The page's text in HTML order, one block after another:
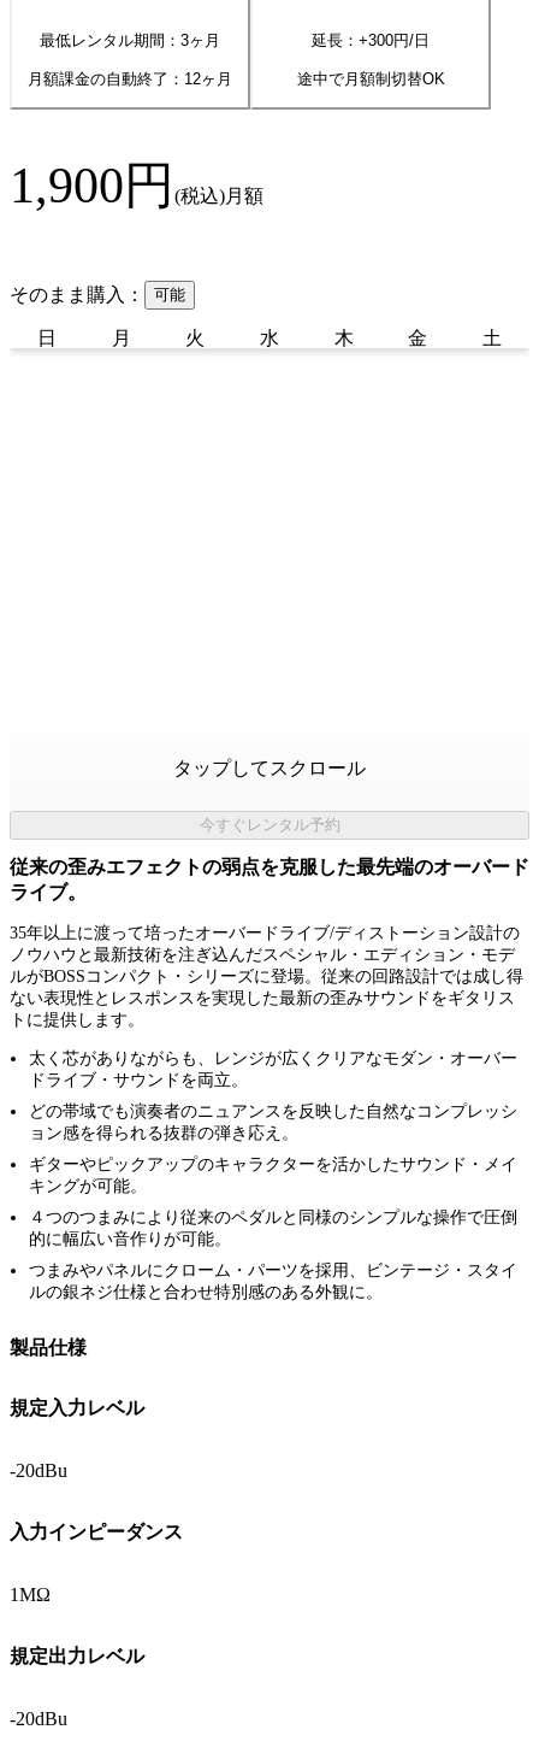
最低レンタル期間：3ヶ月
月額課金の自動終了： 12ヶ月
延長：+300円/日
途中で月額制切替OK
1,900円 (税込)月額
そのまま購入： 可能
日 月 火 水 木 金 土
タップしてスクロール
今すぐレンタル予約
従来の歪みエフェクトの弱点を克服した最先端のオーバード
ライブ。
35年以上に渡って培ったオーバードライブ/ディストーション設計の
ノウハウと最新技術を注ぎ込んだスペシャル・エディション・モデ
ルがBOSSコンパクト・シリーズに登場。従来の回路設計では成し得
ない表現性とレスポンスを実現した最新の歪みサウンドをギタリス
トに提供します。
太く芯がありながらも、レンジが広くクリアなモダン・オーバー
ドライブ・サウンドを両立。
どの帯域でも演奏者のニュアンスを反映した自然なコンプレッシ
ョン感を得られる抜群の弾き応え。
ギターやピックアップのキャラクターを活かしたサウンド・メイ
キングが可能。
４つのつまみにより従来のペダルと同様のシンプルな操作で圧倒
的に幅広い音作りが可能。
つまみやパネルにクローム・パーツを採用、ビンテージ・スタイ
ルの銀ネジ仕様と合わせ特別感のある外観に。
製品仕様
規定入力レベル
-20dBu
入力インピーダンス
1MΩ
規定出力レベル
-20dBu